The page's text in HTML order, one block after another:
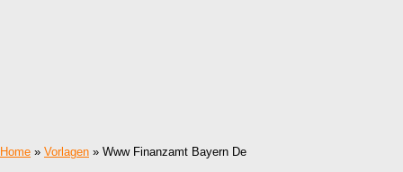
Home » Vorlagen » Www Finanzamt Bayern De